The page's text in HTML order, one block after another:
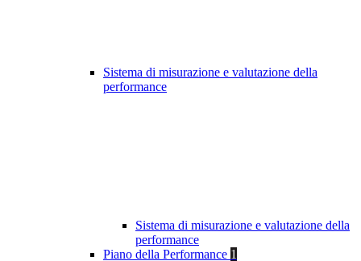
Sistema di misurazione e valutazione della
performance
Sistema di misurazione e valutazione della
performance
Piano della Performance 1